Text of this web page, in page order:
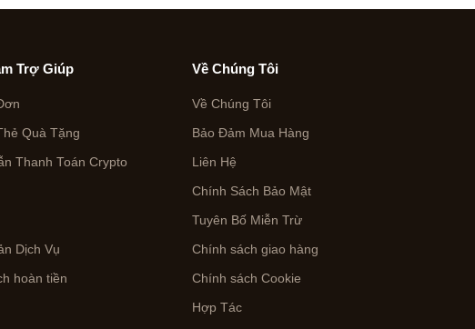
Trợ Giúp
Quà Tặng
Thanh Toán Crypto
Dịch Vụ
hoàn tiền
Về Chúng Tôi
Về Chúng Tôi
Bảo Đảm Mua Hàng
Liên Hệ
Chính Sách Bảo Mật
Tuyên Bố Miễn Trừ
Chính sách giao hàng
Chính sách Cookie
Hợp Tác